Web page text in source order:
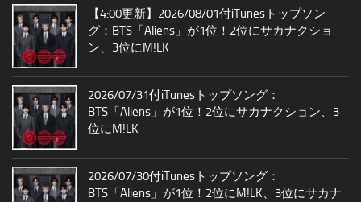
【4:00更新】2026/08/01付iTunesトップソン
グ：BTS「Aliens」が1位！2位にサカナクショ
ン、3位にM!LK
2026/07/31付iTunesトップソング：
BTS「Aliens」が1位！2位にサカナクション、3
位にM!LK
2026/07/30付iTunesトップソング：
BTS「Aliens」が1位！2位にM!LK、3位にサカナ